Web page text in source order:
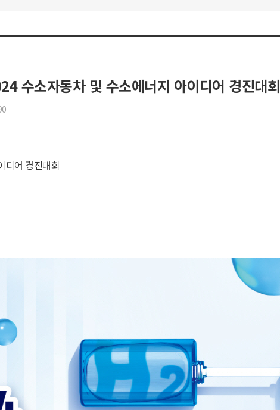
수소자동차 및 수소에너지 아이디어 경진대회
디어 경진대회